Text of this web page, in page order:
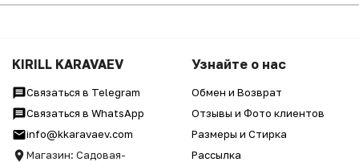
KIRILL KARAVAEV
Связаться в Telegram
Связаться в WhatsApp
info@kkaravaev.com
Магазин: Садовая-
Узнайте о нас
Обмен и Возврат
Отзывы и Фото клиентов
Размеры и Стирка
Рассылка